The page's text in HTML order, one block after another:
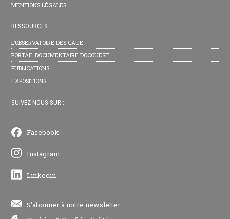
MENTIONS LÉGALES
RESSOURCES
L’OBSERVATOIRE DES CAUE
PORTAIL DOCUMENTAIRE DOCOUEST
PUBLICATIONS
EXPOSITIONS
SUIVEZ NOUS SUR :
Facebook
Instagram
Linkedin
S'abonner à notre newsletter